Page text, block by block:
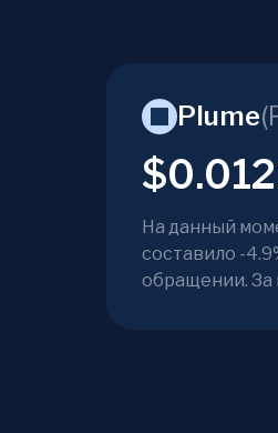
Plume(
На данный
составило -
обращении. За